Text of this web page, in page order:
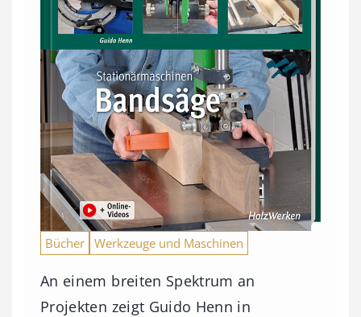
Bücher Werkzeuge und Maschinen
An einem breiten Spektrum an
Projekten zeigt Guido Henn in